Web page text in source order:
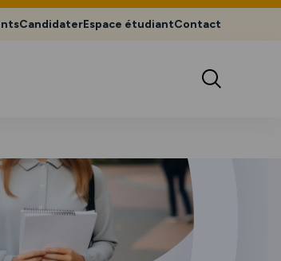
CandidaterEspace étudiantContact